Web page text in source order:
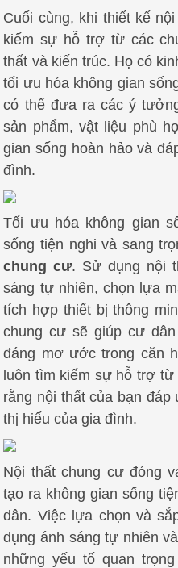
Cuối cùng, khi thiết kế
kiếm sự hỗ trợ từ các
thất và kiến trúc. Họ có
tối ưu hóa không gian
có thể đưa ra các ý
sản phẩm, vật liệu phù
gian sống hoàn hảo và
đình.
Tối ưu hóa không gian
sống tiện nghi và sang
chung cư. Sử dụng nội
sáng tự nhiên, chọn lựa
tích hợp thiết bị thông
chung cư sẽ giúp cư
đáng mơ ước trong căn
luôn tìm kiếm sự hỗ trợ
rằng nội thất của bạn
thị hiếu của gia đình.
Nội thất chung cư đóng
tạo ra không gian sống
dân. Việc lựa chọn và
dụng ánh sáng tự nhiên
những yếu tố quan